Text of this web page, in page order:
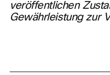
veröffentlichen
Gewährleistung zur